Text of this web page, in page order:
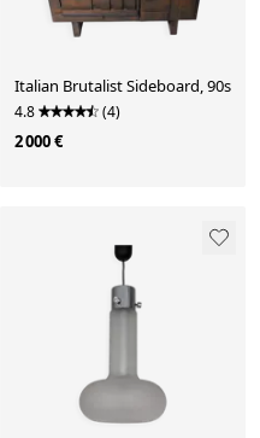
Italian Brutalist Sideboard, 90s
4.8 (4)
2 000 €